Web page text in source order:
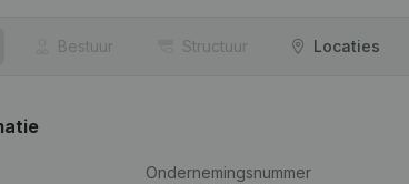
Bestuur Structuur Locaties
Ondernemingsnummer